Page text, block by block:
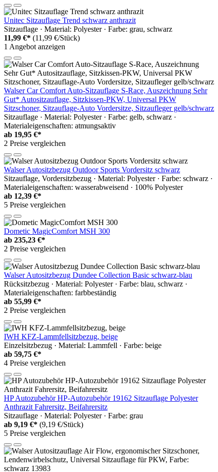
Unitec Sitzauflage Trend schwarz anthrazit
Sitzauflage · Material: Polyester · Farbe: grau, schwarz
11,99 €* (11,99 €/Stück)
1 Angebot anzeigen
Walser Car Comfort Auto-Sitzauflage S-Race, Auszeichnung Sehr
Gut* Autositzauflage, Sitzkissen-PKW, Universal PKW
Sitzschoner, Sitzauflage-Auto Vordersitze, Sitzaufleger gelb/schwarz
Sitzauflage · Material: Polyester · Farbe: gelb, schwarz ·
Materialeigenschaften: atmungsaktiv
ab 19,95 €*
2 Preise vergleichen
Walser Autositzbezug Outdoor Sports Vordersitz schwarz
Sitzauflage, Vordersitzbezug · Material: Polyester · Farbe: schwarz ·
Materialeigenschaften: wasserabweisend · 100% Polyester
ab 12,39 €*
5 Preise vergleichen
Dometic MagicComfort MSH 300
ab 235,23 €*
2 Preise vergleichen
Walser Autositzbezug Dundee Collection Basic schwarz-blau
Rücksitzbezug · Material: Polyester · Farbe: blau, schwarz ·
Materialeigenschaften: farbbeständig
ab 55,99 €*
2 Preise vergleichen
IWH KFZ-Lammfellsitzbezug, beige
Einzelsitzbezug · Material: Lammfell · Farbe: beige
ab 59,75 €*
4 Preise vergleichen
HP Autozubehör HP-Autozubehör 19162 Sitzauflage Polyester
Anthrazit Fahrersitz, Beifahrersitz
Sitzauflage · Material: Polyester · Farbe: grau
ab 9,19 €* (9,19 €/Stück)
5 Preise vergleichen